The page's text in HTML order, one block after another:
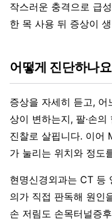
작스러운 충격으로 급
한 목 사용 뒤 증상이
어떻게 진단하나요
증상을 자세히 듣고,
상이 변하는지, 팔·손의
진찰로 살핍니다. 이어
가 눌리는 위치와 정도
현명신경외과는 CT 등
의가 직접 판독해 원인
손 저림도 손목터널증